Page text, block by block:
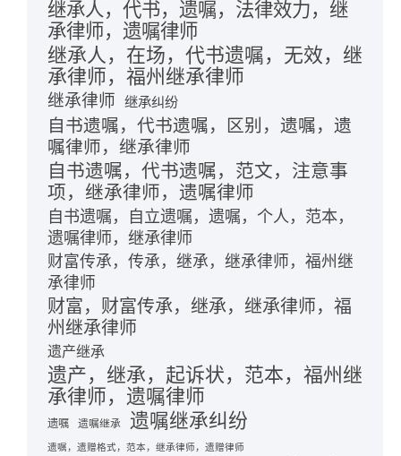
继承人，代书，遗嘱，法律效力，继
承律师，遗嘱律师
继承人，在场，代书遗嘱，无效，继
承律师，福州继承律师
继承律师 继承纠纷
自书遗嘱，代书遗嘱，区别，遗嘱，遗
嘱律师，继承律师
自书遗嘱，代书遗嘱，范文，注意事
项，继承律师，遗嘱律师
自书遗嘱，自立遗嘱，遗嘱，个人，范本，
遗嘱律师，继承律师
财富传承，传承，继承，继承律师，福州继
承律师
财富，财富传承，继承，继承律师，福
州继承律师
遗产继承
遗产，继承，起诉状，范本，福州继
承律师，遗嘱律师
遗嘱 遗嘱继承 遗嘱继承纠纷
遗嘱，遗赠格式，范本，继承律师，遗赠律师